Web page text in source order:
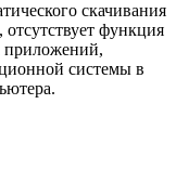
скачивания
функция
приложений,
системы в